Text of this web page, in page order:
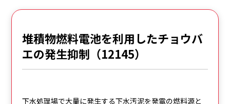
堆積物燃料電池を利用したチョウバ
エの発生抑制（12145）
下水処理場で大量に発生する下水汚泥を発電の燃料源と